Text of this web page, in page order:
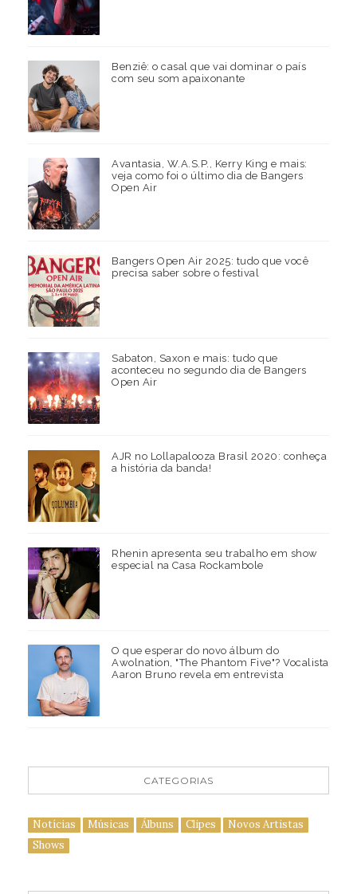
Benziê: o casal que vai dominar o país
com seu som apaixonante
Avantasia, W.A.S.P., Kerry King e mais:
veja como foi o último dia de Bangers
Open Air
Bangers Open Air 2025: tudo que você
precisa saber sobre o festival
Sabaton, Saxon e mais: tudo que
aconteceu no segundo dia de Bangers
Open Air
AJR no Lollapalooza Brasil 2020: conheça
a história da banda!
Rhenin apresenta seu trabalho em show
especial na Casa Rockambole
O que esperar do novo álbum do
Awolnation, "The Phantom Five"? Vocalista
Aaron Bruno revela em entrevista
CATEGORIAS
Notícias Músicas Álbuns Clipes
Novos Artistas
Shows